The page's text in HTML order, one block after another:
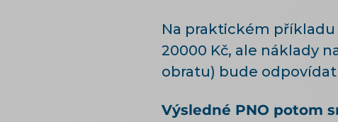
Na praktickém příkladu
20000 Kč, ale náklady
obratu) bude odpovídat
Výsledné PNO potom